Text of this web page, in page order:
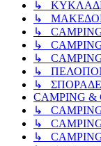
↳
↳
↳
↳
↳
↳
↳
CAMPING &
↳
↳
↳